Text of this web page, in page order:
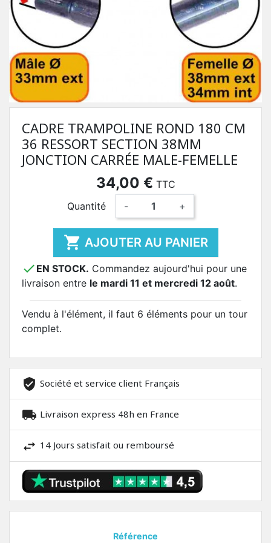
CADRE TRAMPOLINE ROND 180 CM
36 RESSORT SECTION 38MM
JONCTION CARRÉE MALE-FEMELLE
34,00 € TTC
Quantité
- +
 AJOUTER AU PANIER
 EN STOCK. Commandez aujourd'hui pour une
livraison entre le mardi 11 et mercredi 12 août.
Vendu à l'élément, il faut 6 éléments pour un tour
complet.
Société et service client Français
Livraison express 48h en France
14 Jours satisfait ou remboursé
Référence